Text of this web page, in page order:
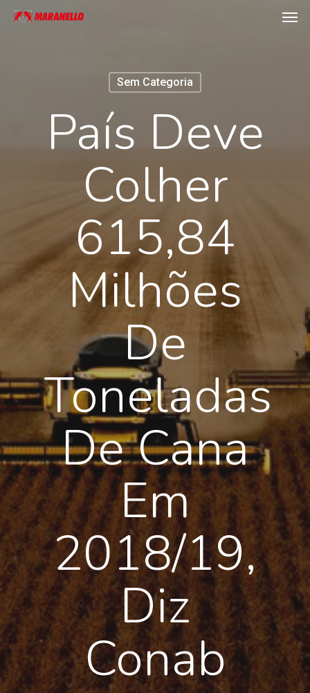
Skip
Sem Categoria
País Deve
Colher
615,84
Milhões
De
Toneladas
De Cana
Em
2018/19,
Diz
Conab